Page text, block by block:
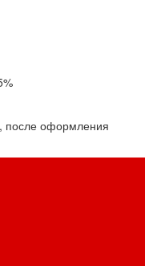
после оформления